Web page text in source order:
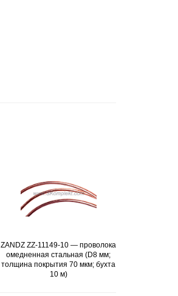
Подробнее
ZANDZ ZZ-11149-10 — проволока
омедненная стальная (D8 мм;
толщина покрытия 70 мкм; бухта
10 м)